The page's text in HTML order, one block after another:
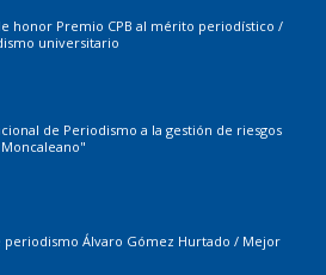
honor Premio CPB al mérito periodístico /
universitario
de Periodismo a la gestión de riesgos
periodismo Álvaro Gómez Hurtado / Mejor